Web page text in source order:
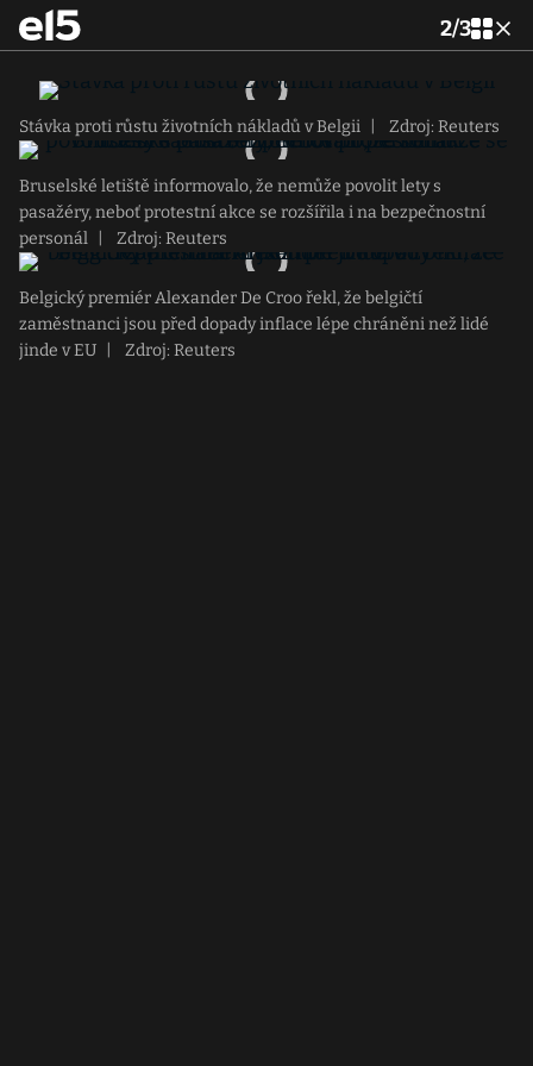
2/3
Stávka proti růstu životních nákladů v Belgii Zdroj: Reuters
Bruselské letiště informovalo, že nemůže povolit lety s
pasažéry, neboť protestní akce se rozšířila i na bezpečnostní
personál
Zdroj: Reuters
Belgický premiér Alexander De Croo řekl, že belgičtí
zaměstnanci jsou před dopady inflace lépe chráněni než lidé
jinde v EU
Zdroj: Reuters